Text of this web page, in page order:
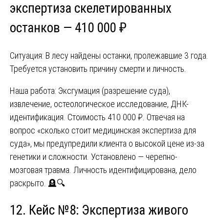
экспертиза скелетированных
останков — 410 000 ₽
Ситуация: В лесу найдены останки, пролежавшие 3 года.
Требуется установить причину смерти и личность.
Наша работа: Эксгумация (разрешение суда),
извлечение, остеологическое исследование, ДНК-
идентификация. Стоимость 410 000 ₽. Отвечая на
вопрос «сколько стоит медицинская экспертиза для
суда», мы предупредили клиента о высокой цене из-за
генетики и сложности. Установлено — черепно-
мозговая травма. Личность идентифицирована, дело
раскрыто. 🪦🔍
12. Кейс №8: Экспертиза живого